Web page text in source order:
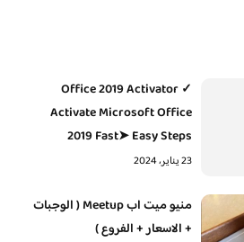
Office 2019 Activator ✓
Activate Microsoft Office
2019 Fast➤ Easy Steps
23 يناير، 2024
منيو ميت اب Meetup ( الوجبات
+ الاسعار + الفروع )